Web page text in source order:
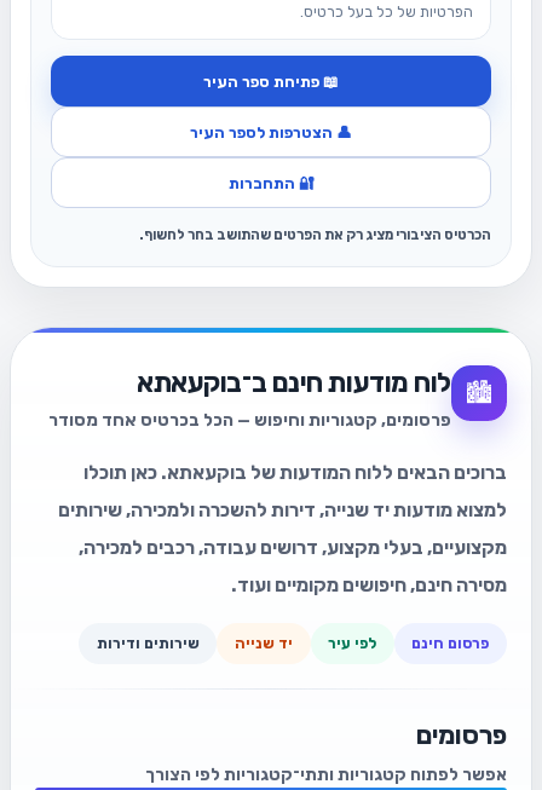
הפרטיות של כל בעל כרטיס.
📖 פתיחת ספר העיר
👤 הצטרפות לספר העיר
🔐 התחברות
הכרטיס הציבורי מציג רק את הפרטים שהתושב בחר לחשוף.
🏙️ לוח מודעות חינם ב־בוקעאתא
פרסומים, קטגוריות וחיפוש — הכל בכרטיס אחד מסודר
ברוכים הבאים ללוח המודעות של בוקעאתא. כאן תוכלו
למצוא מודעות יד שנייה, דירות להשכרה ולמכירה, שירותים
מקצועיים, בעלי מקצוע, דרושים עבודה, רכבים למכירה,
מסירה חינם, חיפושים מקומיים ועוד.
פרסום חינם לפי עיר יד שנייה שירותים ודירות
פרסומים
אפשר לפתוח קטגוריות ותתי־קטגוריות לפי הצורך